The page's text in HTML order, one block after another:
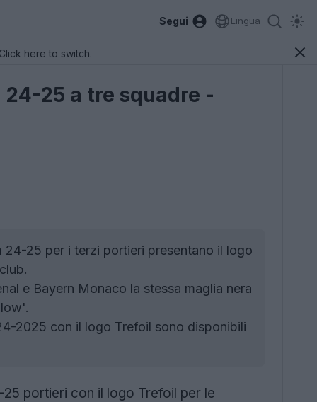
Segui Lingua
here to switch.
25 a tre squadre -
24-25 per i terzi portieri presentano il logo
e Bayern Monaco la stessa maglia nera
2025 con il logo Trefoil sono disponibili
25 portieri con il logo Trefoil per le